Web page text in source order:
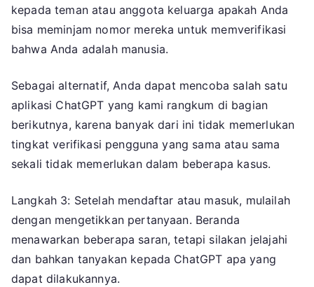
kepada teman atau anggota keluarga apakah Anda
bisa meminjam nomor mereka untuk memverifikasi
bahwa Anda adalah manusia.
Sebagai alternatif, Anda dapat mencoba salah satu
aplikasi ChatGPT yang kami rangkum di bagian
berikutnya, karena banyak dari ini tidak memerlukan
tingkat verifikasi pengguna yang sama atau sama
sekali tidak memerlukan dalam beberapa kasus.
Langkah 3: Setelah mendaftar atau masuk, mulailah
dengan mengetikkan pertanyaan. Beranda
menawarkan beberapa saran, tetapi silakan jelajahi
dan bahkan tanyakan kepada ChatGPT apa yang
dapat dilakukannya.